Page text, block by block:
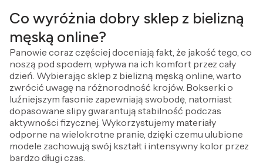
Co wyróżnia dobry sklep z bielizną
męską online?
Panowie coraz częściej doceniają fakt, że jakość tego, co
noszą pod spodem, wpływa na ich komfort przez cały
dzień. Wybierając sklep z bielizną męską online, warto
zwrócić uwagę na różnorodność krojów. Bokserki o
luźniejszym fasonie zapewniają swobodę, natomiast
dopasowane slipy gwarantują stabilność podczas
aktywności fizycznej. Wykorzystujemy materiały
odporne na wielokrotne pranie, dzięki czemu ulubione
modele zachowują swój kształt i intensywny kolor przez
bardzo długi czas.